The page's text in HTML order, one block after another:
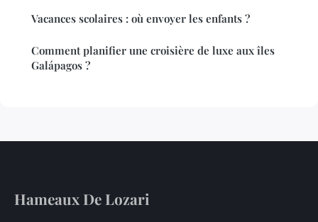
Vacances scolaires : où envoyer les enfants ?
Comment planifier une croisière de luxe aux îles
Galápagos ?
Hameaux De Lozari